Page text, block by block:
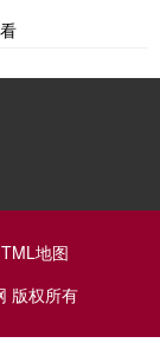
地图
版权所有